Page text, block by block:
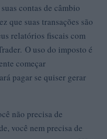
contas de câmbio
que suas transações são
relatórios fiscais com
O uso do imposto é
começar
pagar se quiser gerar
não precisa de
você nem precisa de